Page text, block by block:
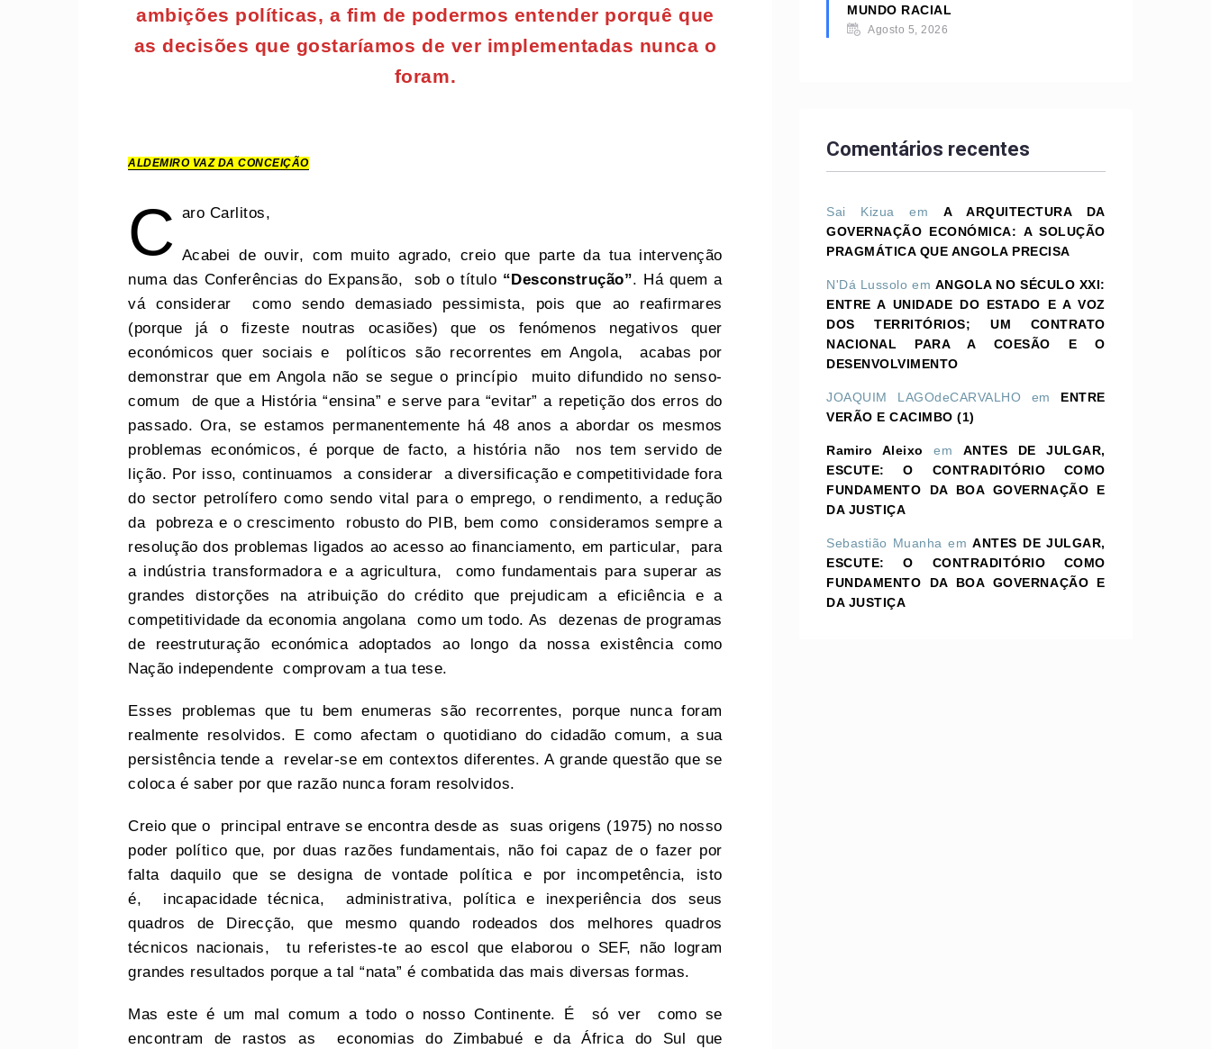
ambições políticas, a fim de podermos entender porquê que
as decisões que gostaríamos de ver implementadas nunca o
foram.
ALDEMIRO VAZ DA CONCEIÇÃO
C aro Carlitos,
Acabei de ouvir, com muito agrado, creio que parte da tua intervenção
numa das Conferências do Expansão, sob o título “Desconstrução”. Há quem a
vá considerar como sendo demasiado pessimista, pois que ao reafirmares
(porque já o fizeste noutras ocasiões) que os fenómenos negativos quer
económicos quer sociais e políticos são recorrentes em Angola, acabas por
demonstrar que em Angola não se segue o princípio muito difundido no senso-
comum de que a História “ensina” e serve para “evitar” a repetição dos erros do
passado. Ora, se estamos permanentemente há 48 anos a abordar os mesmos
problemas económicos, é porque de facto, a história não nos tem servido de
lição. Por isso, continuamos a considerar a diversificação e competitividade fora
do sector petrolífero como sendo vital para o emprego, o rendimento, a redução
da pobreza e o crescimento robusto do PIB, bem como consideramos sempre a
resolução dos problemas ligados ao acesso ao financiamento, em particular, para
a indústria transformadora e a agricultura, como fundamentais para superar as
grandes distorções na atribuição do crédito que prejudicam a eficiência e a
competitividade da economia angolana como um todo. As dezenas de programas
de reestruturação económica adoptados ao longo da nossa existência como
Nação independente comprovam a tua tese.
Esses problemas que tu bem enumeras são recorrentes, porque nunca foram
realmente resolvidos. E como afectam o quotidiano do cidadão comum, a sua
persistência tende a revelar-se em contextos diferentes. A grande questão que se
coloca é saber por que razão nunca foram resolvidos.
Creio que o principal entrave se encontra desde as suas origens (1975) no nosso
poder político que, por duas razões fundamentais, não foi capaz de o fazer por
falta daquilo que se designa de vontade política e por incompetência, isto
é, incapacidade técnica, administrativa, política e inexperiência dos seus
quadros de Direcção, que mesmo quando rodeados dos melhores quadros
técnicos nacionais, tu referistes-te ao escol que elaborou o SEF, não logram
grandes resultados porque a tal “nata” é combatida das mais diversas formas.
Mas este é um mal comum a todo o nosso Continente. É só ver como se
encontram de rastos as economias do Zimbabué e da África do Sul que
MUNDO RACIAL
Agosto 5, 2026
Comentários recentes
Sai Kizua emA ARQUITECTURA DA
GOVERNAÇÃO ECONÓMICA: A SOLUÇÃO
PRAGMÁTICA QUE ANGOLA PRECISA
N'Dá Lussolo em ANGOLA NO SÉCULO XXI:
ENTRE A UNIDADE DO ESTADO E A VOZ
DOS TERRITÓRIOS; UM CONTRATO
NACIONAL PARA A COESÃO E O
DESENVOLVIMENTO
JOAQUIM LAGOdeCARVALHO em ENTRE
VERÃO E CACIMBO (1)
Ramiro Aleixo em ANTES DE JULGAR,
ESCUTE: O CONTRADITÓRIO COMO
FUNDAMENTO DA BOA GOVERNAÇÃO E
DA JUSTIÇA
Sebastião Muanha emANTES DE JULGAR,
ESCUTE: O CONTRADITÓRIO COMO
FUNDAMENTO DA BOA GOVERNAÇÃO E
DA JUSTIÇA